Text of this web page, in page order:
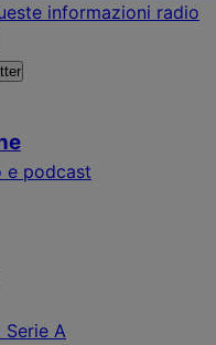
informazioni radio
e podcast
Serie A